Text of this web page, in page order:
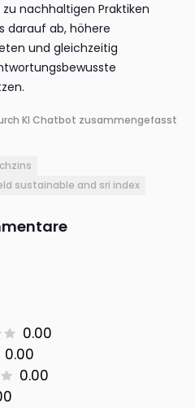
nachhaltigen Praktiken
darauf ab, höhere
und gleichzeitig
KI Chatbot zusammengefasst
sustainable and sri index
0.00
0.00
0.00